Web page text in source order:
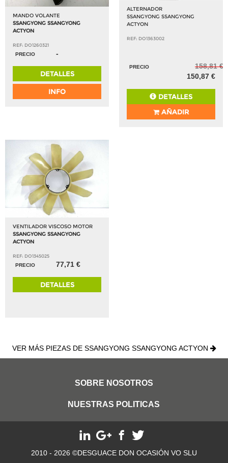
MANDO VOLANTE
SSANGYONG SSANGYONG
ACTYON
REF: DO1260321
PRECIO
-
DETALLES
INFO
ALTERNADOR
SSANGYONG SSANGYONG
ACTYON
REF: DO1363002
PRECIO
158,81 €
150,87 €
DETALLES
AÑADIR
VENTILADOR VISCOSO MOTOR
SSANGYONG SSANGYONG
ACTYON
REF: DO1345025
PRECIO
77,71 €
DETALLES
VER MÁS PIEZAS DE SSANGYONG SSANGYONG ACTYON
SOBRE NOSOTROS
NUESTRAS POLITICAS
2010 - 2026 ©DESGUACE DON OCASIÓN VO SLU